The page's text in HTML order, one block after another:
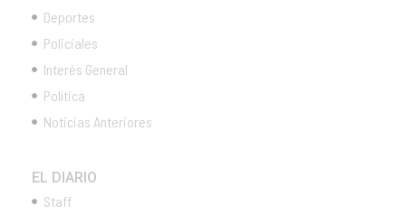
Deportes
Policiales
Interés General
Política
Noticias Anteriores
EL DIARIO
Staff